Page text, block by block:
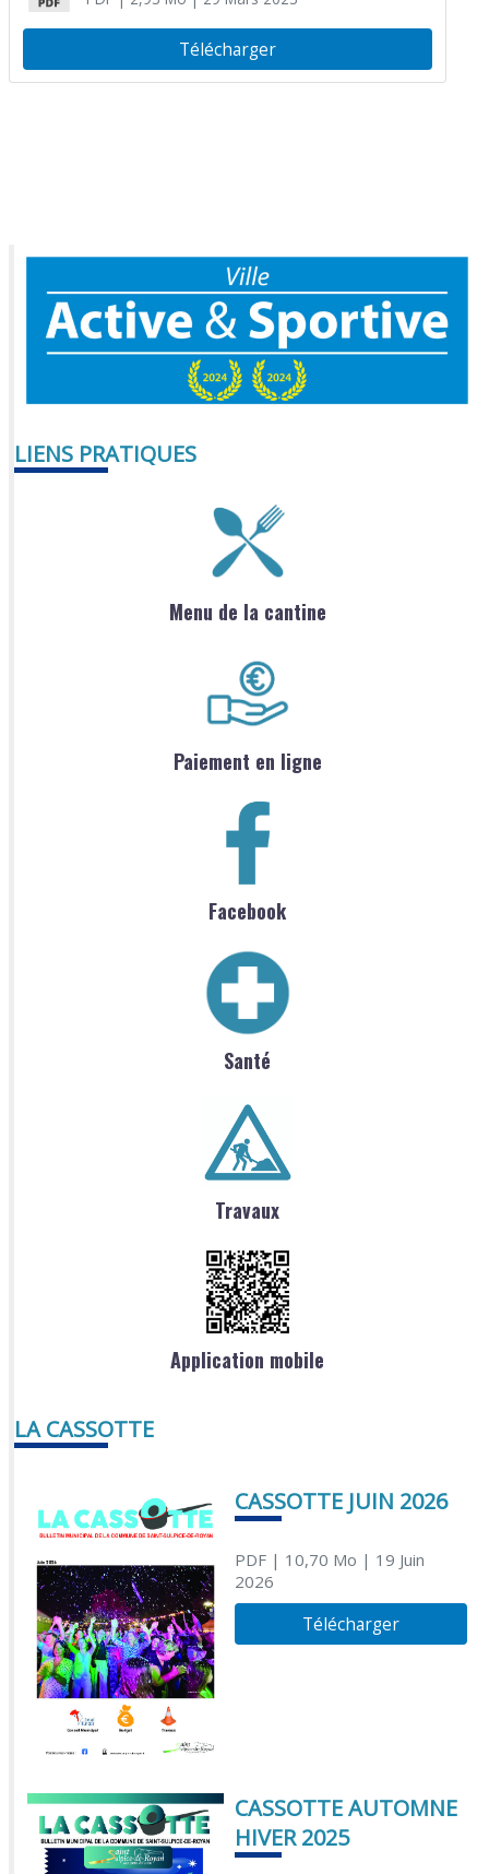
Télécharger
LIENS PRATIQUES
Menu de la cantine
Paiement en ligne
Facebook
Santé
Travaux
Application mobile
LA CASSOTTE
CASSOTTE JUIN 2026
PDF| 10,70 Mo | 19 Juin
2026
Télécharger
CASSOTTE AUTOMNE
HIVER 2025